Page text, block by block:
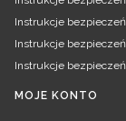
Instrukcje
Instrukcje
Instrukcje
MOJE KONTO